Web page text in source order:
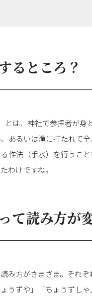
るところ？
とは、神社で参拝者が
あるいは滝に打たれて
作法（手水）を行うこ
わけですね。
て読み方が
み方がさまざま。それ
うずや」「ちょうずし